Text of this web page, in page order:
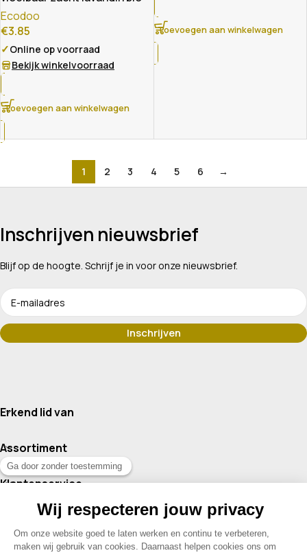
Ecodoo
€3.85
✓Online op voorraad
Bekijk winkelvoorraad
Toevoegen aan winkelwagen
Toevoegen aan winkelwagen
1 2 3 4 5 6 →
Inschrijven nieuwsbrief
Blijf op de hoogte. Schrijf je in voor onze nieuwsbrief.
Erkend lid van
Assortiment
Klantenservice
Contact
© 2026 Drogisterij Het Geheim | Alle rechten voorbehouden |